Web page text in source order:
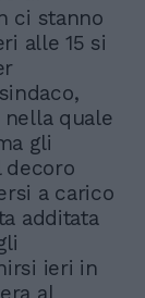
ci stanno
alle 15 si
quale
gli
decoro
a carico
additata
ieri in